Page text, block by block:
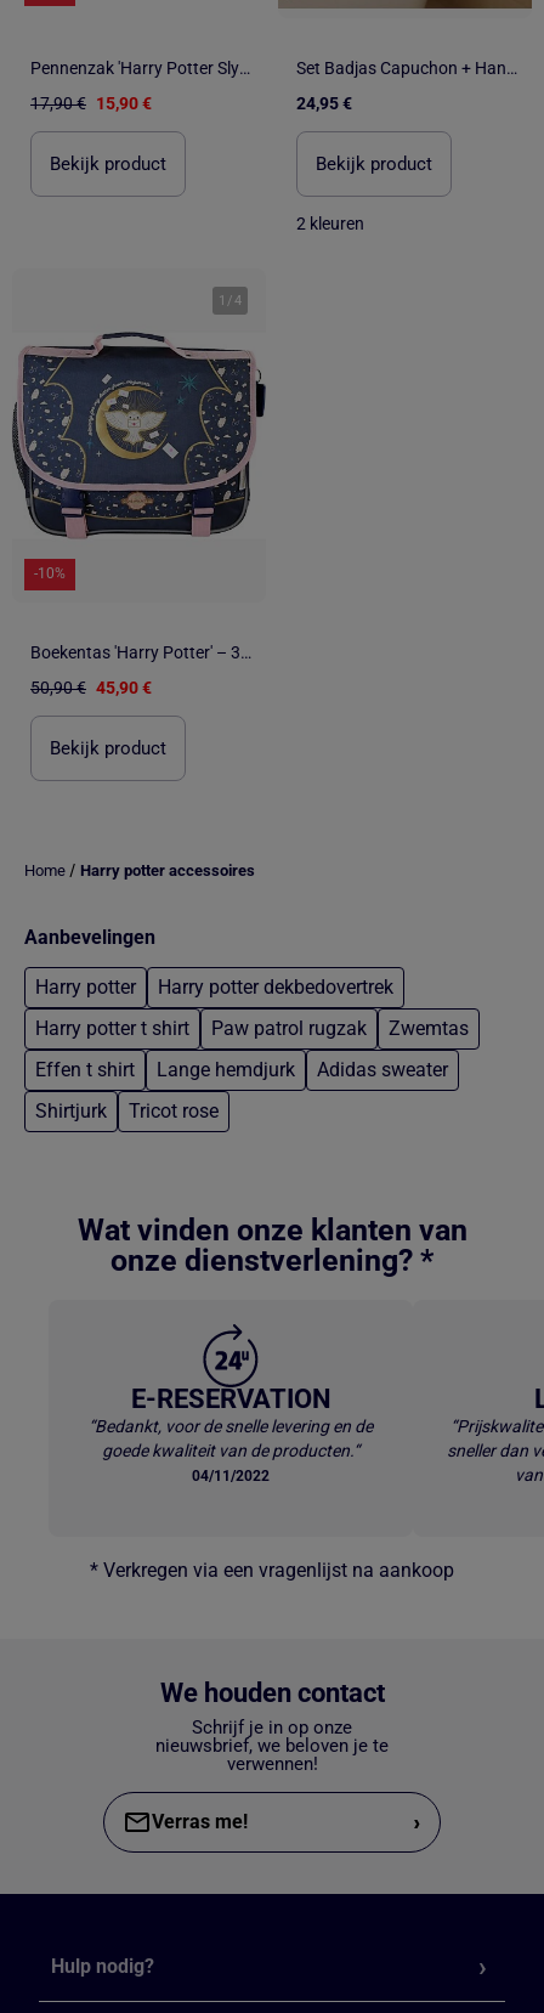
Pennenzak 'Harry Potter Slytherin' rechthoekig 2 vakken 22 cm
17,90 € 15,90 €
Bekijk product
Set Badjas Capuchon + Handdoek 50x100cm + Washandje Harry Potter Hedwig – 100% Polyester
24,95 €
Bekijk product
2 kleuren
1 /4
-10%
Boekentas 'Harry Potter' – 38 cm
50,90 € 45,90 €
Bekijk product
Home / Harry potter accessoires
Aanbevelingen
Harry potter
Harry potter dekbedovertrek
Harry potter t shirt
Paw patrol rugzak
Zwemtas
Effen t shirt
Lange hemdjurk
Adidas sweater
Shirtjurk
Tricot rose
Wat vinden onze klanten van
onze dienstverlening? *
E-RESERVATION
“Bedankt, voor de snelle levering en de
goede kwaliteit van de producten.“
04/11/2022
sneller dan
* Verkregen via een vragenlijst na aankoop
We houden contact
Schrijf je in op onze
nieuwsbrief, we beloven je te
verwennen!
Verras me! ›
Hulp nodig?